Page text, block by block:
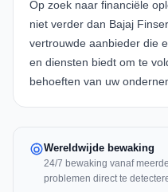
Op zoek naar financiële
niet verder dan Bajaj
vertrouwde aanbieder die
en diensten biedt om te
behoeften van uw
Wereldwijde bewaking
24/7 bewaking vanaf
problemen direct te